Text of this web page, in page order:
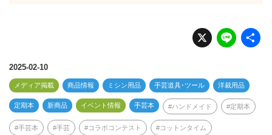
X Li
n
2025-02-10
メディア掲載 商品情報 ミシン用品 手芸道具･ツール 洋裁用品
定期本 新商品 イベント情報 手芸本 ハンドメイド 定期本
手芸本 手芸 コラボコンテスト コットンタイム